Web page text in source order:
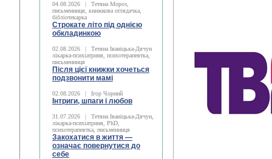
04.08.2026 |
Тетяна Мороз,
письменниця, книжкова оглядачка,
бібліотекарка
Строкате літо під однією
обкладинкою
02.08.2026 |
Тетяна Іваніцька-Дячун
лікарка-психіатриня, психотерапевтка,
письменниця
Після цієї книжки хочеться
подзвонити мамі
02.08.2026 | Ігор Чорний
Інтриги, шпаги і любов
31.07.2026 |
Тетяна Іваніцька-Дячун,
лікарка-психіатриня, PhD,
психотерапевтка, письменниця
Закохатися в життя —
означає повернутися до
себе